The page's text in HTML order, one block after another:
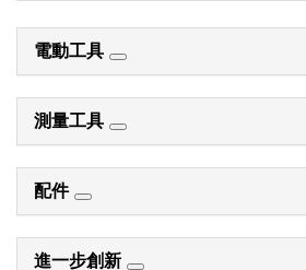
電動工具
測量工具
配件
進一步創新